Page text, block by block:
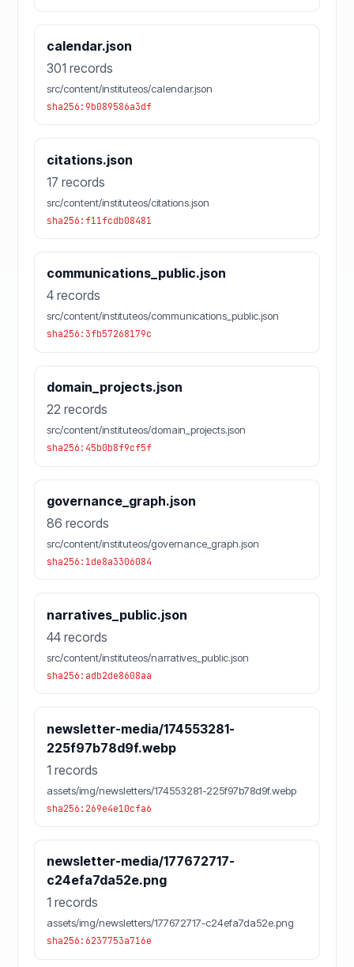
calendar.json
301 records
src/content/instituteos/calendar.json
sha256:9b089586a3df
citations.json
17 records
src/content/instituteos/citations.json
sha256:f11fcdb08481
communications_public.json
4 records
src/content/instituteos/communications_public.json
sha256:3fb57268179c
domain_projects.json
22 records
src/content/instituteos/domain_projects.json
sha256:45b0b8f9cf5f
governance_graph.json
86 records
src/content/instituteos/governance_graph.json
sha256:1de8a3306084
narratives_public.json
44 records
src/content/instituteos/narratives_public.json
sha256:adb2de8608aa
newsletter-media/174553281-
225f97b78d9f.webp
1 records
assets/img/newsletters/174553281-225f97b78d9f.webp
sha256:269e4e10cfa6
newsletter-media/177672717-
c24efa7da52e.png
1 records
assets/img/newsletters/177672717-c24efa7da52e.png
sha256:6237753a716e